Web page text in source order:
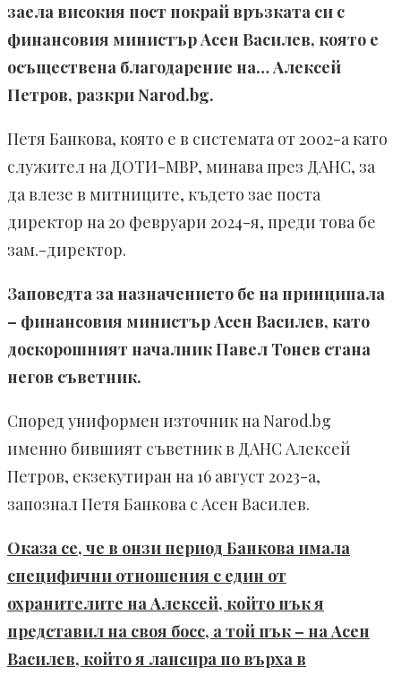
заела високия пост покрай връзката си с
финансовия министър Асен Василев, която е
осъществена благодарение на… Алексей
Петров, разкри Narod.bg.
Петя Банкова, която е в системата от 2002-а като
служител на ДОТИ-МВР, минава през ДАНС, за
да влезе в митниците, където зае поста
директор на 20 февруари 2024-я, преди това бе
зам.-директор.
Заповедта за назначението бе на принципала
– финансовия министър Асен Василев, като
доскорошният началник Павел Тонев стана
негов съветник.
Според униформен източник на Narod.bg
именно бившият съветник в ДАНС Алексей
Петров, екзекутиран на 16 август 2023-а,
запознал Петя Банкова с Асен Василев.
Оказа се, че в онзи период Банкова имала
специфични отношения с един от
охранителите на Алексей, който пък я
представил на своя босс, а той пък – на Асен
Василев, който я лансира по върха в